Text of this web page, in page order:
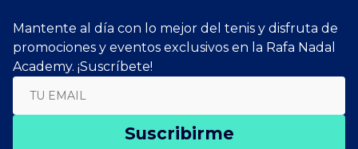
Mantente al día con lo mejor del tenis y disfruta de
promociones y eventos exclusivos en la Rafa Nadal
Academy. ¡Suscríbete!
Suscribirme